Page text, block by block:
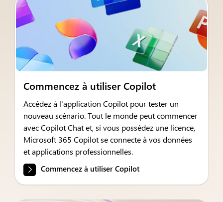
Commencez à utiliser Copilot
Accédez à l'application Copilot pour tester un
nouveau scénario. Tout le monde peut commencer
avec Copilot Chat et, si vous possédez une licence,
Microsoft 365 Copilot se connecte à vos données
et applications professionnelles.
Commencez à utiliser Copilot